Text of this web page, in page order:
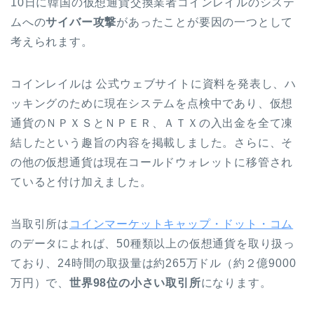
10日に韓国の仮想通貨交換業者コインレイルのシステ
ムへのサイバー攻撃があったことが要因の一つとして
考えられます。
コインレイルは 公式ウェブサイトに資料を発表し、ハ
ッキングのために現在システムを点検中であり、仮想
通貨のＮＰＸＳとＮＰＥＲ、ＡＴＸの入出金を全て凍
結したという趣旨の内容を掲載しました。さらに、そ
の他の仮想通貨は現在コールドウォレットに移管され
ていると付け加えました。
当取引所は コインマーケットキャップ・ドット・コム
のデータによれば、50種類以上の仮想通貨を取り扱っ
ており、24時間の取扱量は約265万ドル（約２億9000
万円）で、 世界98位の小さい取引所になります。